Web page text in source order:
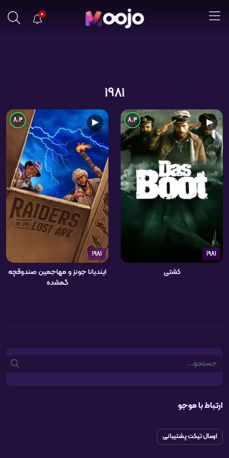
0
1981
1981
▶
8.4
کشتی
1981
▶
8.4
ایندیانا جونز و مهاجمین صندوقچه
گمشده
Search
ارتباط با موجو
ارسال تیکت پشتیبانی